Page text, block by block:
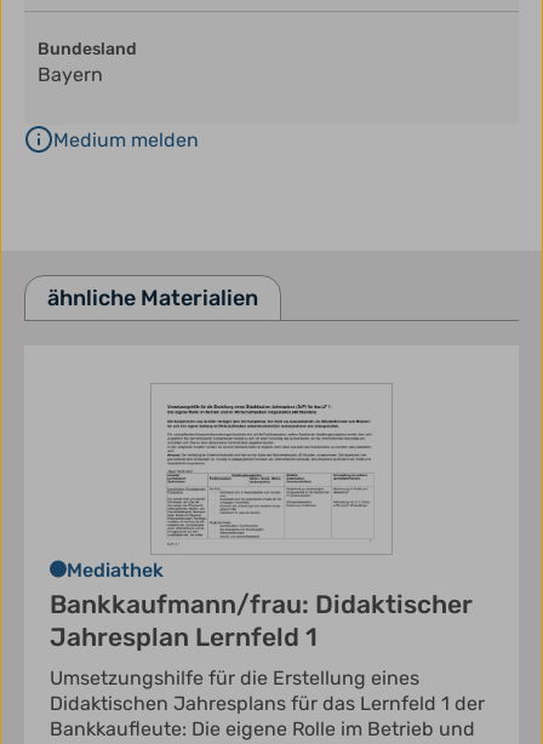
Bundesland
Bayern
Medium melden
ähnliche Materialien
Mediathek
Bankkaufmann/frau: Didaktischer
Jahresplan Lernfeld 1
Umsetzungshilfe für die Erstellung eines
Didaktischen Jahresplans für das Lernfeld 1 der
Bankkaufleute: Die eigene Rolle im Betrieb und